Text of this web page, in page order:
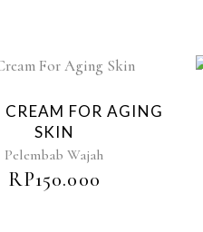
FOR AGING
SKIN
Pelembab Wajah
RP150.000